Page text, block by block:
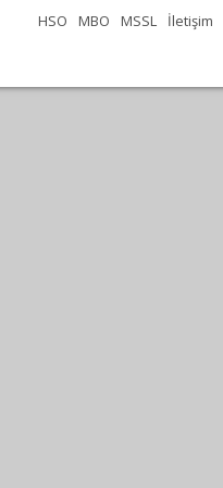
HSO MBO MSSL İletişim